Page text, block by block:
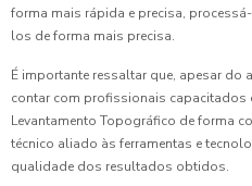
forma mais rápida e precisa,
los de forma mais precisa.
É importante ressaltar que, apesar do
contar com profissionais capacitados
Levantamento Topográfico de forma
técnico aliado às ferramentas e
qualidade dos resultados obtidos.